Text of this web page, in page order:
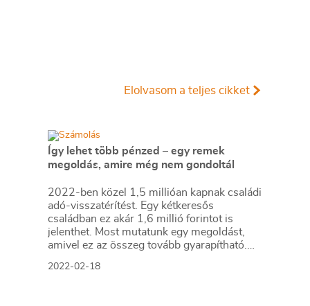
Elolvasom a teljes cikket
Így lehet több pénzed – egy remek
megoldás, amire még nem gondoltál
2022-ben közel 1,5 millióan kapnak családi
adó-visszatérítést. Egy kétkeresős
családban ez akár 1,6 millió forintot is
jelenthet. Most mutatunk egy megoldást,
amivel ez az összeg tovább gyarapítható.
egészségpénztári tagság!
2022-02-18